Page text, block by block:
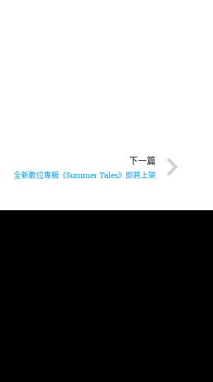
下一篇
全新數位專輯《Summer Tales》即將上架